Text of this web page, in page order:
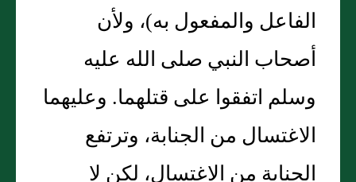
الفاعل والمفعول به‏)‏، ولأن
أصحاب النبي صلى الله عليه
وسلم اتفقوا على قتلهما‏.‏ وعليهما
الاغتسال من الجنابة، وترتفع